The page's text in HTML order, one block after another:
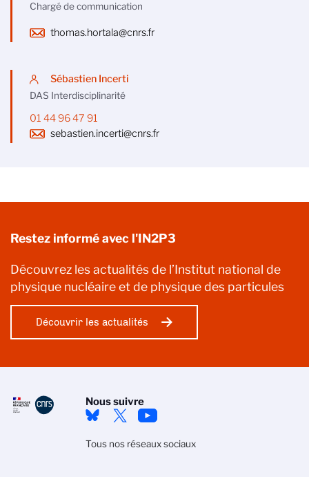
Chargé de communication
thomas.hortala@cnrs.fr
Sébastien Incerti
DAS Interdisciplinarité
01 44 96 47 91
sebastien.incerti@cnrs.fr
Restez informé avec l'IN2P3
Découvrez les actualités de l’Institut national de
physique nucléaire et de physique des particules
Découvrir les actualités
Nous suivre
Tous nos réseaux sociaux